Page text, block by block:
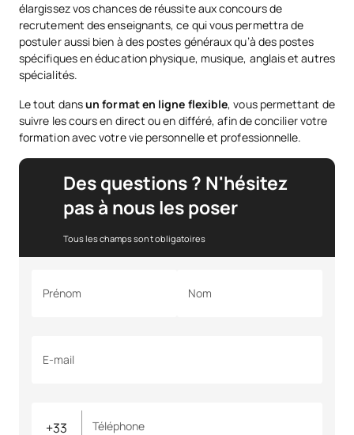
élargissez vos chances de réussite aux concours de
recrutement des enseignants, ce qui vous permettra de
postuler aussi bien à des postes généraux qu’à des postes
spécifiques en éducation physique, musique, anglais et autres
spécialités.
Le tout dansun format en ligne flexible, vous permettant de
suivre les cours en direct ou en différé, afin de concilier votre
formation avec votre vie personnelle et professionnelle.
Des questions ? N'hésitez
pas à nous les poser
Tous les champs sont obligatoires
Prénom Nom
E-mail
Téléphone